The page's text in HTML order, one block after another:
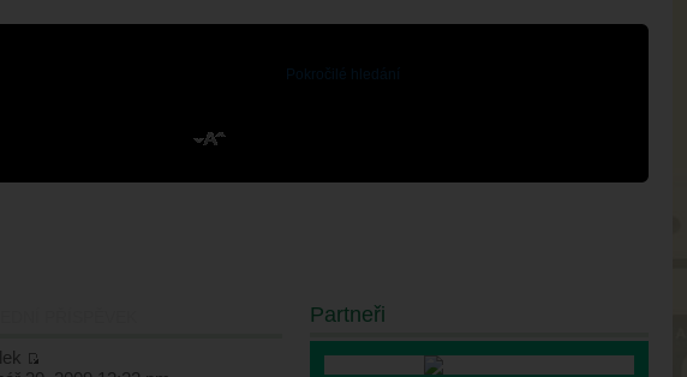
Pokročilé hledání
Partneři